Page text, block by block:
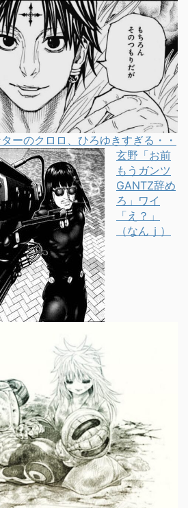
ーのクロロ、ひろゆきすぎる・・
玄野「お前
もうガンツ
GANTZ辞め
ろ」ワイ
「え？」
（なんｊ）